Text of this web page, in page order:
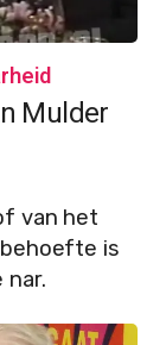
Mulder
van het
behoefte is
nar.